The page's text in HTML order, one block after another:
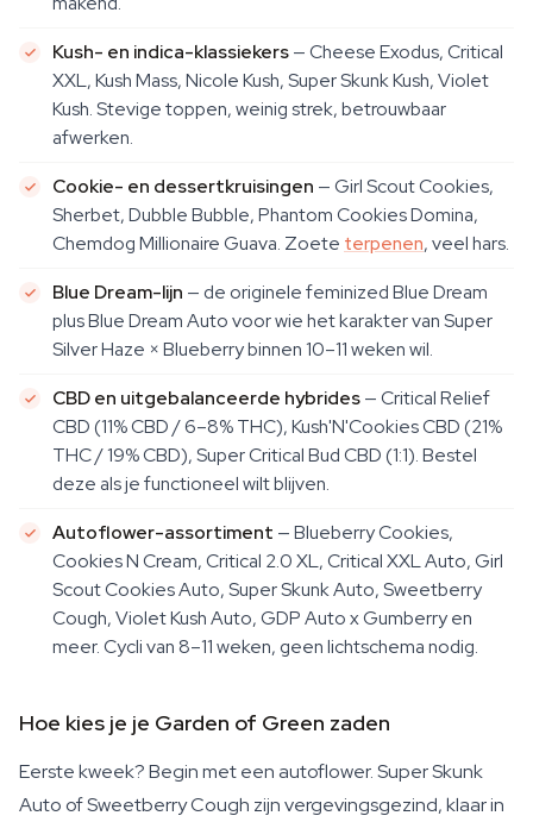
Kush- en indica-klassiekers— Cheese Exodus, Critical
XXL, Kush Mass, Nicole Kush, Super Skunk Kush, Violet
Kush. Stevige toppen, weinig strek, betrouwbaar
afwerken.
Cookie- en dessertkruisingen — Girl Scout Cookies,
Sherbet, Dubble Bubble, Phantom Cookies Domina,
Chemdog Millionaire Guava. Zoete terpenen, veel hars.
Blue Dream-lijn — de originele feminized Blue Dream
plus Blue Dream Auto voor wie het karakter van Super
Silver Haze × Blueberry binnen 10–11 weken wil.
CBD en uitgebalanceerde hybrides— Critical Relief
CBD (11% CBD / 6–8% THC), Kush'N'Cookies CBD (21%
THC / 19% CBD), Super Critical Bud CBD (1:1). Bestel
deze als je functioneel wilt blijven.
Autoflower-assortiment — Blueberry Cookies,
Cookies N Cream, Critical 2.0 XL, Critical XXL Auto, Girl
Scout Cookies Auto, Super Skunk Auto, Sweetberry
Cough, Violet Kush Auto, GDP Auto x Gumberry en
meer. Cycli van 8–11 weken, geen lichtschema nodig.
Hoe kies je je Garden of Green zaden
Eerste kweek? Begin met een autoflower. Super Skunk
Auto of Sweetberry Cough zijn vergevingsgezind, klaar in